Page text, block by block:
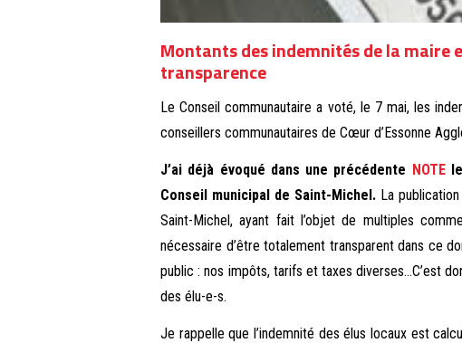
Montants des indemnités de la maire
transparence
Le Conseil communautaire a voté, le 7 mai, les
conseillers communautaires de Cœur d’Essonne
J’ai déjà évoqué dans une précédente NOTE
Conseil municipal de Saint-Michel. La
Saint-Michel, ayant fait l’objet de multiples
nécessaire d’être totalement transparent dans ce
public : nos impôts, tarifs et taxes diverses…C’est
des élu-e-s.
Je rappelle que l’indemnité des élus locaux est